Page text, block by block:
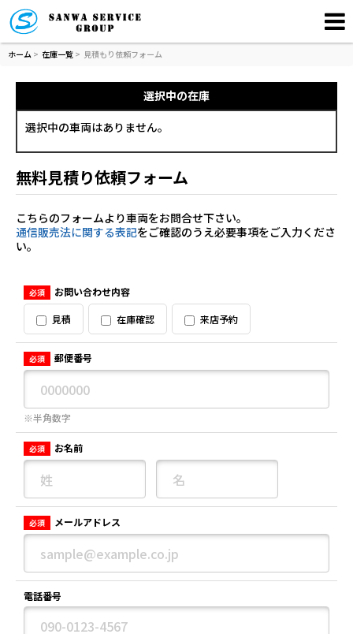
ホーム > 在庫一覧 > 見積もり依頼フォーム
選択中の在庫
選択中の車両はありません。
無料見積り依頼フォーム
こちらのフォームより車両をお問合せ下さい。
通信販売法に関する表記をご確認のうえ必要事項をご入力くださ
い。
必須 お問い合わせ内容
見積 在庫確認 来店予約
必須 郵便番号
※半角数字
必須 お名前
必須 メールアドレス
電話番号